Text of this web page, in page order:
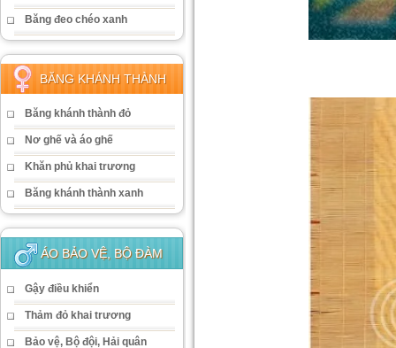
Băng đeo chéo xanh
BĂNG KHÁNH THÀNH
Băng khánh thành đỏ
Nơ ghế và áo ghế
Khăn phủ khai trương
Băng khánh thành xanh
ÁO BẢO VỆ, BỘ ĐÀM
Gậy điều khiển
Thảm đỏ khai trương
Bảo vệ, Bộ đội, Hải quân